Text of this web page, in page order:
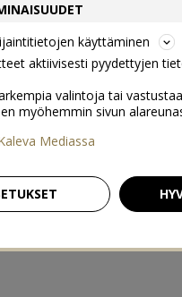
käyttäminen
aktiivisesti pyydettyjen
valintoja tai
myöhemmin sivun
Mediassa